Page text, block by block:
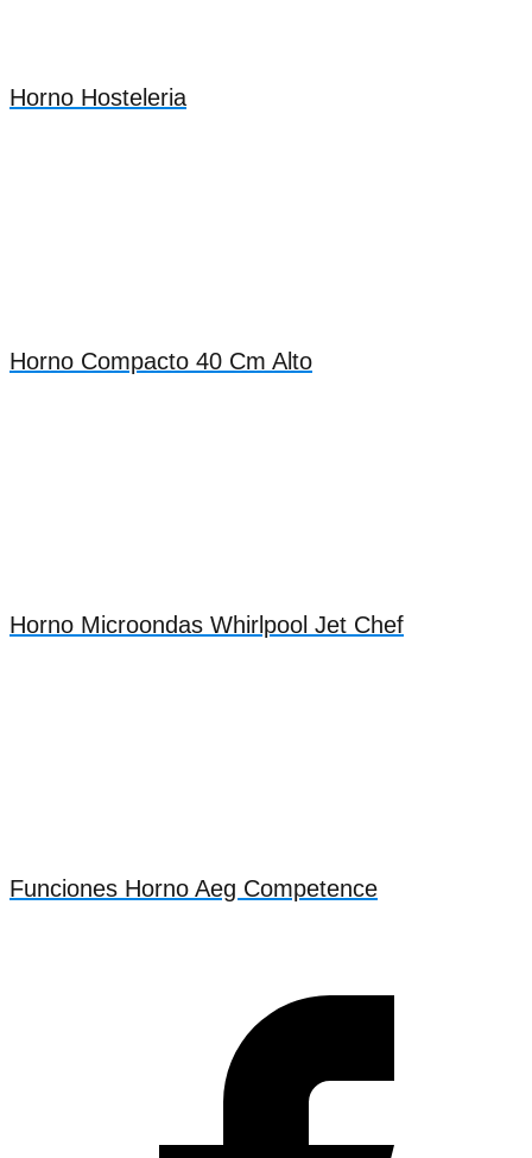
Horno Hosteleria
Horno Compacto 40 Cm Alto
Horno Microondas Whirlpool Jet Chef
Funciones Horno Aeg Competence